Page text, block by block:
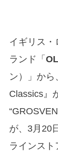
イギリス
ランド「
ン）」か
Classics』
が、3月20
ラインスト